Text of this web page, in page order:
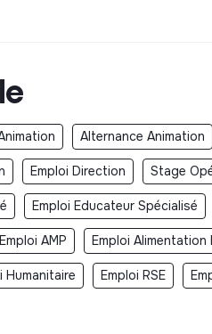
Alternance Animation
Emploi Direction Stage
Emploi Educateur Spécialisé
Emploi AMP Emploi Alimentation
Humanitaire Emploi RSE